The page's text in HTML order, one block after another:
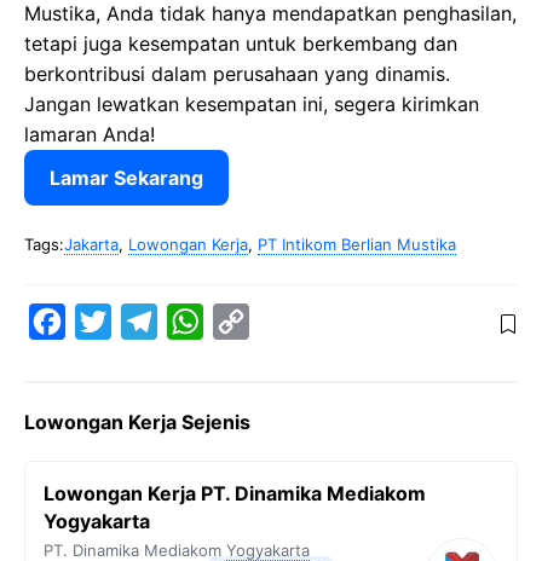
Mustika, Anda tidak hanya mendapatkan penghasilan,
tetapi juga kesempatan untuk berkembang dan
berkontribusi dalam perusahaan yang dinamis.
Jangan lewatkan kesempatan ini, segera kirimkan
lamaran Anda!
Lamar Sekarang
Tags:Jakarta, Lowongan Kerja, PT Intikom Berlian Mustika
e
o
o
t
e
e
r
W
t
A
y
i
Lowongan Kerja Sejenis
Lowongan Kerja PT. Dinamika Mediakom
Yogyakarta
PT. Dinamika Mediakom Yogyakarta